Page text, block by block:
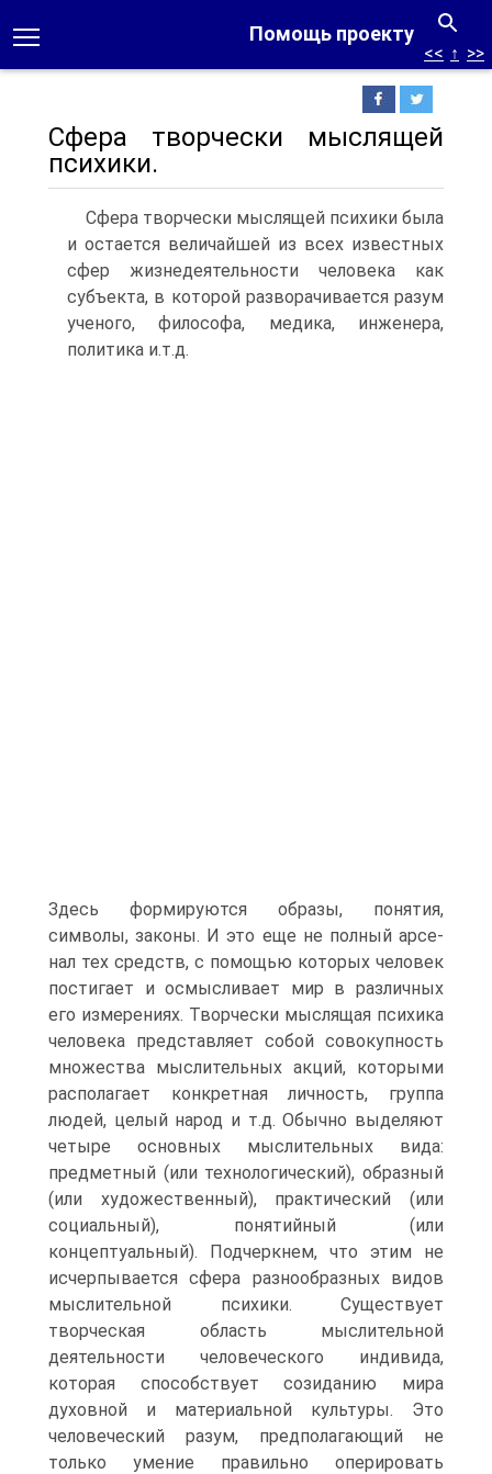
Помощь проекту
<< ↑ >>
Сфера творчески мыслящей
психики.
Сфера творчески мыслящей психики была
и остается вели­чайшей из всех известных
сфер жизнедеятельности человека как
субъекта, в которой разворачивается разум
ученого, фило­софа, медика, инженера,
политика и.т.д.
Здесь формируются образы, понятия,
символы, законы. И это еще не полный арсе­
нал тех средств, с помощью которых человек
постигает и ос­мысливает мир в различных
его измерениях. Творчески мысля­щая психика
человека представляет собой совокупность
мно­жества мыслительных акций, которыми
располагает конкретная личность, группа
людей, целый народ и т.д. Обычно выделяют
четыре основных мыслительных вида:
предметный (или техно­логический), образный
(или художественный), практический (или
социальный), понятийный (или
концептуальный). Под­черкнем, что этим не
исчерпывается сфера разнообразных ви­дов
мыслительной психики. Существует
творческая область мыслительной
деятельности человеческого индивида,
которая способствует созиданию мира
духовной и материальной куль­туры. Это
человеческий разум, предполагающий не
только уме­ние правильно оперировать